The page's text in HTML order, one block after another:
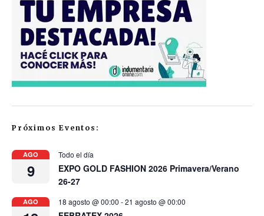
Próximos Eventos:
AGO
9
Todo el día
EXPO GOLD FASHION 2026 Primavera/Verano
26-27
AGO 18 agosto @ 00:00 -21 agosto @ 00:00